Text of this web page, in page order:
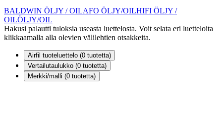
BALDWIN ÖLJY / OILAFO ÖLJY/OILHIFI ÖLJY /
OILÖLJY/OIL
Hakusi palautti tuloksia useasta luettelosta. Voit selata eri luetteloita
klikkaamalla alla olevien välilehtien otsakkeita.
Airfil tuoteluettelo (0 tuotetta)
Vertailutaulukko (0 tuotetta)
Merkki/malli (0 tuotetta)